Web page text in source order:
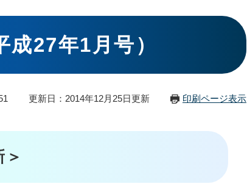
27年1月号）
更新日：2014年12月25日更新 印刷ページ表示